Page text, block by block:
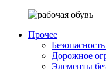
Прочее
Дорожное
Элементы